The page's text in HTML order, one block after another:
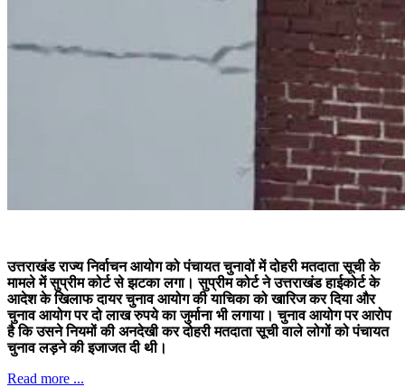
उत्तराखंड राज्य निर्वाचन आयोग को पंचायत चुनावों में दोहरी मतदाता सूची के
मामले में सुप्रीम कोर्ट से झटका लगा। सुप्रीम कोर्ट ने उत्तराखंड हाईकोर्ट के
आदेश के खिलाफ दायर चुनाव आयोग की याचिका को खारिज कर दिया और
चुनाव आयोग पर दो लाख रुपये का जुर्माना भी लगाया। चुनाव आयोग पर आरोप
है कि उसने नियमों की अनदेखी कर दोहरी मतदाता सूची वाले लोगों को पंचायत
चुनाव लड़ने की इजाजत दी थी।
Read more ...